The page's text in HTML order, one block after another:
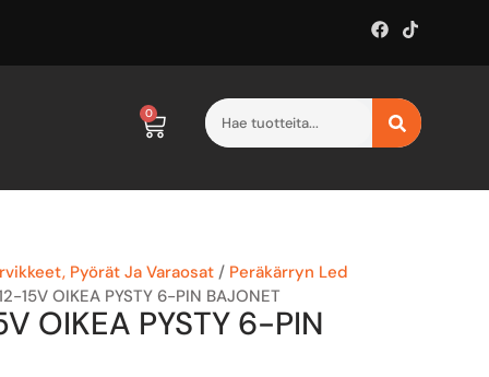
0
Pyörät Ja Varaosat / Peräkärryn Led
15V OIKEA PYSTY 6-PIN BAJONET
OIKEA PYSTY 6-PIN